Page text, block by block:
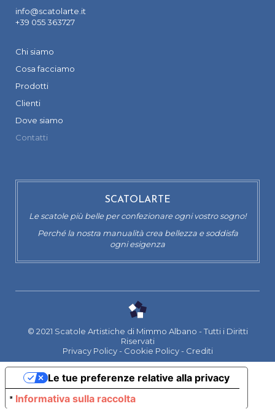
info@scatolarte.it
+39 055 363727
Chi siamo
Cosa facciamo
Prodotti
Clienti
Dove siamo
Contatti
SCATOLARTE
Le scatole più belle per confezionare ogni vostro sogno!
Perché la nostra manualità crea bellezza e soddisfa
ogni esigenza
© 2021 Scatole Artistiche di Mimmo Albano - Tutti i Diritti
Riservati
Privacy Policy- Cookie Policy- Crediti
Informativa sulla raccolta
Le tue preferenze relative alla privacy